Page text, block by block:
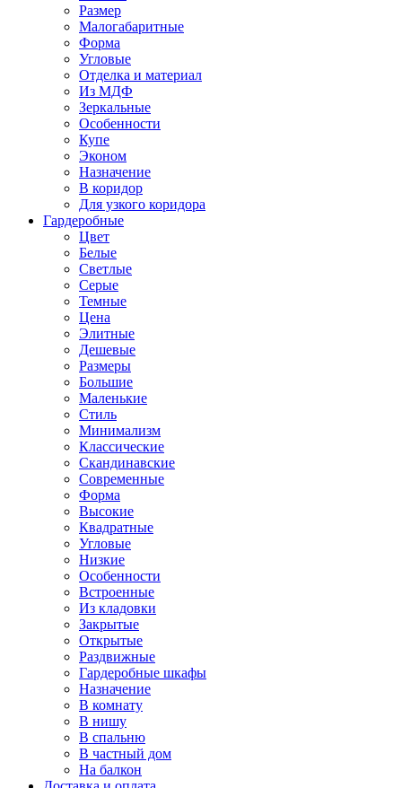
Размер
Малогабаритные
Форма
Угловые
Отделка и материал
Из МДФ
Зеркальные
Особенности
Купе
Эконом
Назначение
В коридор
Для узкого коридора
Гардеробные
Цвет
Белые
Светлые
Серые
Темные
Цена
Элитные
Дешевые
Размеры
Большие
Маленькие
Стиль
Минимализм
Классические
Скандинавские
Современные
Форма
Высокие
Квадратные
Угловые
Низкие
Особенности
Встроенные
Из кладовки
Закрытые
Открытые
Раздвижные
Гардеробные шкафы
Назначение
В комнату
В нишу
В спальню
В частный дом
На балкон